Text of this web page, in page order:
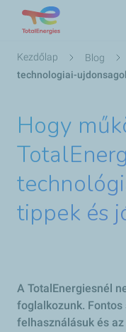
Morzsa
Kezdőlap Blog
technologiai-
Hogy
tippek és
A TotalEnergiesnél
foglalkozunk.
felhasználásuk és